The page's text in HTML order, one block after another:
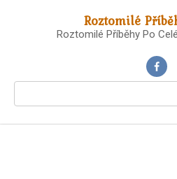
Roztomilé
Roztomilé Příběhy Po